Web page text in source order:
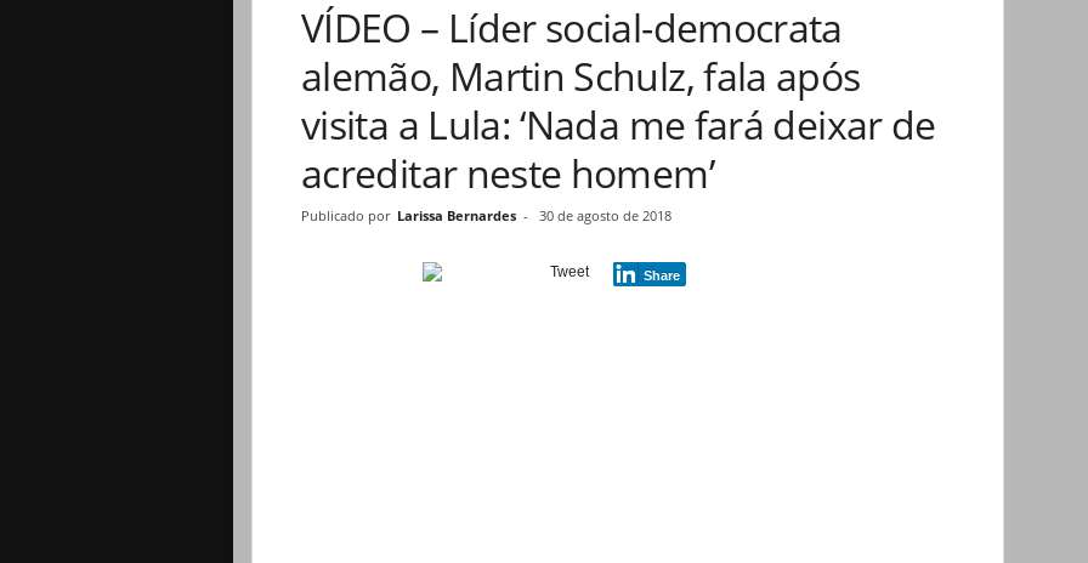
VÍDEO – Líder social-democrata
alemão, Martin Schulz, fala após
visita a Lula: ‘Nada me fará deixar de
acreditar neste homem’
Publicado por Larissa Bernardes - 30 de agosto de 2018
Tweet Share